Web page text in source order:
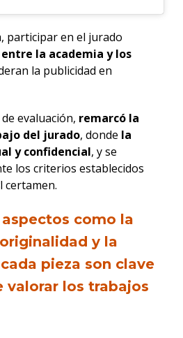
participar en el jurado
la academia y los
la publicidad en
evaluación, remarcó la
del jurado, donde la
y confidencial, y se
los criterios establecidos
certamen.
como la
y la
pieza son clave
valorar los trabajos